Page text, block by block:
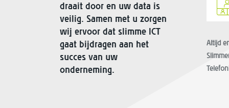
draait door en uw data is
veilig. Samen met u zorgen
wij ervoor dat slimme ICT
gaat bijdragen aan het
succes van uw
onderneming.
Altijd
Altijd